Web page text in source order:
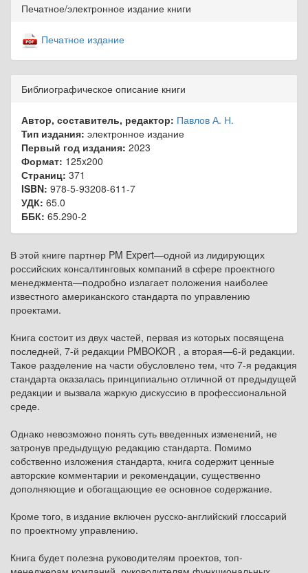
Печатное/электронное издание книги
Печатное издание
Библиографическое описание книги
Автор, составитель, редактор: Павлов А. Н.
Тип издания: электронное издание
Первый год издания: 2023
Формат: 125x200
Страниц: 371
ISBN: 978-5-93208-611-7
УДК: 65.0
ББК: 65.290-2
В этой книге партнер PM Expert—одной из лидирующих
российских консалтинговых компаний в сфере проектного
менеджмента—подробно излагает положения наиболее
известного американского стандарта по управлению
проектами.
Книга состоит из двух частей, первая из которых посвящена
последней, 7-й редакции PMBOKOR , а вторая—6-й редакции.
Такое разделение на части обусловлено тем, что 7-я редакция
стандарта оказалась принципиально отличной от предыдущей
редакции и вызвала жаркую дискуссию в профессиональной
среде.
Однако невозможно понять суть введенных изменений, не
затронув предыдущую редакцию стандарта. Помимо
собственно изложения стандарта, книга содержит ценные
авторские комментарии и рекомендации, существенно
дополняющие и обогащающие ее основное содержание.
Кроме того, в издание включен русско-английский глоссарий
по проектному управлению.
Книга будет полезна руководителям проектов, топ-